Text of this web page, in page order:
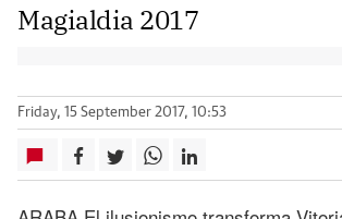
Magialdia 2017
Friday, 15 September 2017, 10:53